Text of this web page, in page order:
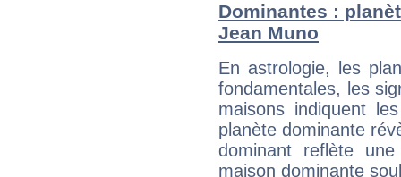
Dominantes :
Jean Muno
En astrologie, les
fondamentales, les
maisons indiquent
planète dominante
dominant reflète
maison dominante